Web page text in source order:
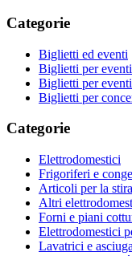
Categorie
Biglietti ed eventi
Biglietti per
Biglietti per
Biglietti per
Categorie
Elettrodomestici
Frigoriferi e
Articoli per la
Altri
Forni e piani
Elettrodomestici
Lavatrici e